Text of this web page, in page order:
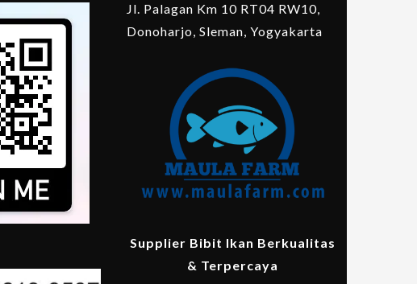
Jl. Palagan Km 10 RT04 RW10,
Donoharjo, Sleman, Yogyakarta
Supplier Bibit Ikan Berkualitas
& Terpercaya